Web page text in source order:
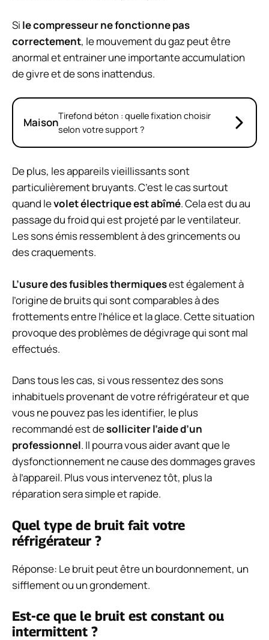
Si le compresseur ne fonctionne pas
correctement, le mouvement du gaz peut être
anormal et entrainer une importante accumulation
de givre et de sons inattendus.
MaisonTirefond béton : quelle fixation choisir
selon votre support ?
De plus, les appareils vieillissants sont
particulièrement bruyants. C’est le cas surtout
quand levolet électrique est abîmé. Cela est du au
passage du froid qui est projeté par le ventilateur.
Les sons émis ressemblent à des grincements ou
des craquements.
L’usure des fusibles thermiquesest également à
l’origine de bruits qui sont comparables à des
frottements entre l’hélice et la glace. Cette situation
provoque des problèmes de dégivrage qui sont mal
effectués.
Dans tous les cas, si vous ressentez des sons
inhabituels provenant de votre réfrigérateur et que
vous ne pouvez pas les identifier, le plus
recommandé est desolliciter l’aide d’un
professionnel. Il pourra vous aider avant que le
dysfonctionnement ne cause des dommages graves
à l’appareil. Plus vous intervenez tôt, plus la
réparation sera simple et rapide.
Quel type de bruit fait votre
réfrigérateur ?
Réponse: Le bruit peut être un bourdonnement, un
sifflement ou un grondement.
Est-ce que le bruit est constant ou
intermittent ?